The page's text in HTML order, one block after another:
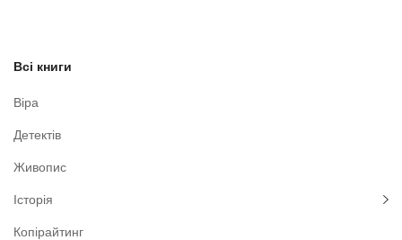
Всі книги
Віра
Детектів
Живопис
Історія
Копірайтинг